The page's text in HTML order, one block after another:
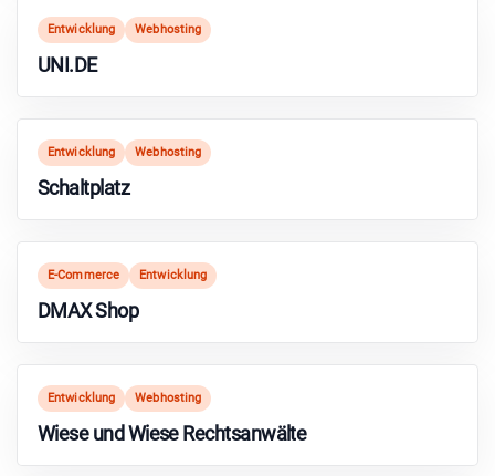
Entwicklung Webhosting
UNI.DE
Entwicklung Webhosting
Schaltplatz
E-Commerce Entwicklung
DMAX Shop
Entwicklung Webhosting
Wiese und Wiese Rechtsanwälte